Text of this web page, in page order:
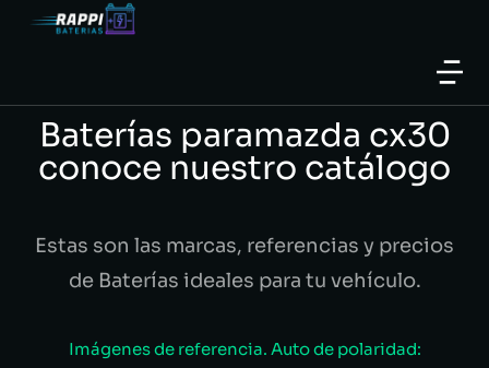
Baterías paramazda cx30
conoce nuestro catálogo
Estas son las marcas, referencias y precios
de Baterías ideales para tu vehículo.
Imágenes de referencia. Auto de polaridad: